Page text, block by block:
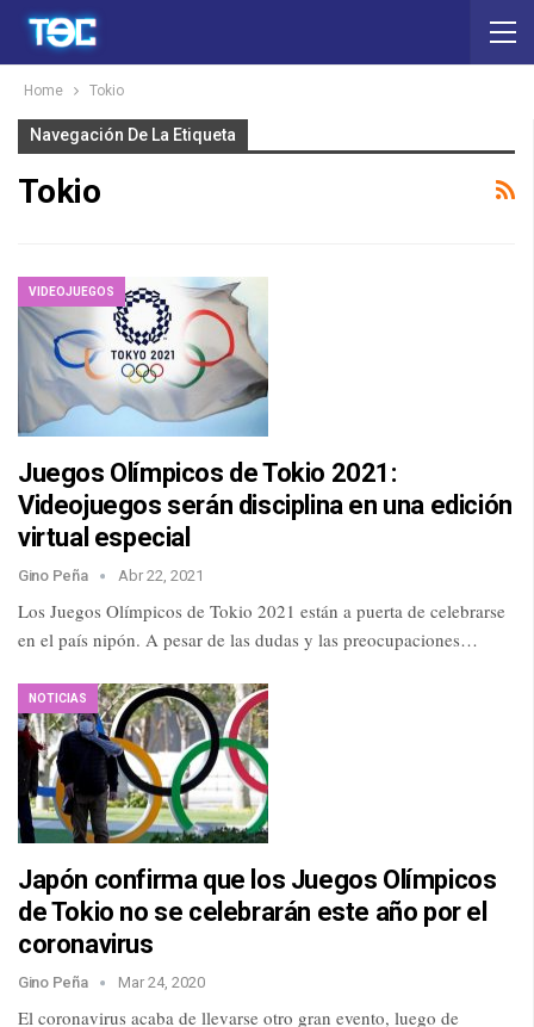
Home Tokio
Navegación De La Etiqueta
Tokio
VIDEOJUEGOS
Juegos Olímpicos de Tokio 2021:
Videojuegos serán disciplina en una edición
virtual especial
Gino Peña Abr 22, 2021
Los Juegos Olímpicos de Tokio 2021 están a puerta de celebrarse
en el país nipón. A pesar de las dudas y las preocupaciones…
NOTICIAS
Japón confirma que los Juegos Olímpicos
de Tokio no se celebrarán este año por el
coronavirus
Gino Peña Mar 24, 2020
El coronavirus acaba de llevarse otro gran evento, luego de